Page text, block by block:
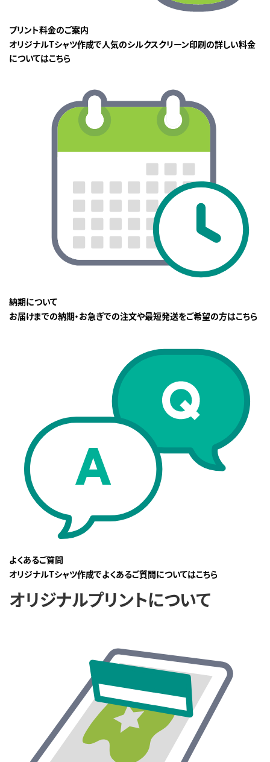
プリント料金のご案内
オリジナルTシャツ作成で人気のシルクスクリーン印刷の詳しい料金
についてはこちら
納期について
お届けまでの納期・お急ぎでの注文や最短発送をご希望の方はこちら
よくあるご質問
オリジナルTシャツ作成でよくあるご質問についてはこちら
オリジナルプリントについて